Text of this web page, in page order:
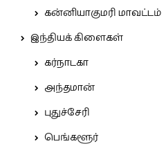
கன்னியாகுமரி மாவட்டம்
இந்தியக் கிளைகள்
கர்நாடகா
அந்தமான்
புதுச்சேரி
பெங்களூர்